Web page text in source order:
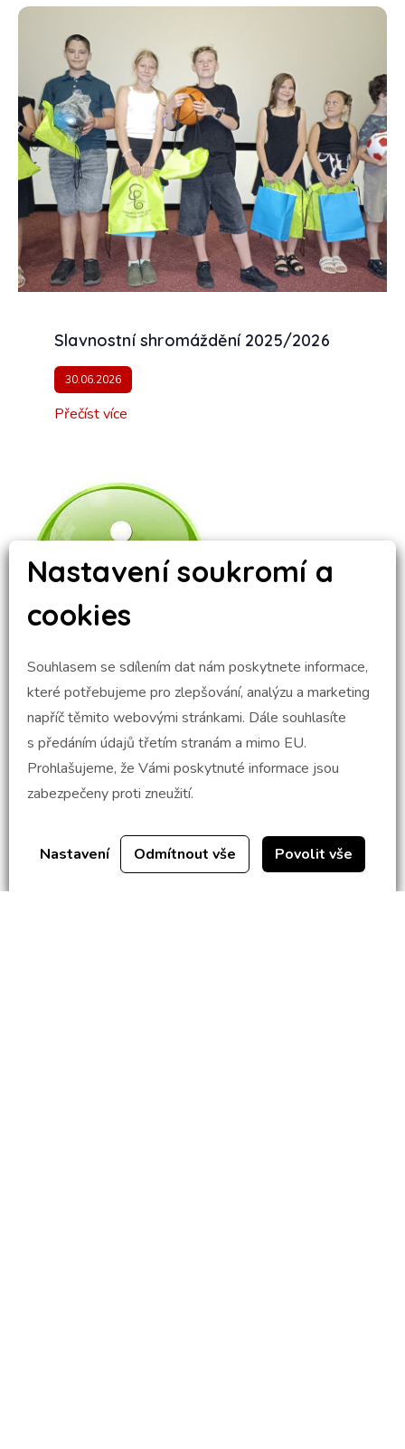
Nastavení soukromí a
cookies
Souhlasem se sdílením dat nám poskytnete informace,
které potřebujeme pro zlepšování, analýzu a marketing
napříč těmito webovými stránkami. Dále souhlasíte
s předáním údajů třetím stranám a mimo EU.
Prohlašujeme, že Vámi poskytnuté informace jsou
zabezpečeny proti zneužití.
Nastavení Odmítnout vše Povolit vše
Slavnostní shromáždění 2025/2026
30.06.2026
Přečíst více
Seznam uchazečů přijatých do školní
družiny 2026/2027 - dodatek č.1
29.06.2026